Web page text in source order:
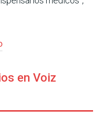
en Voiz